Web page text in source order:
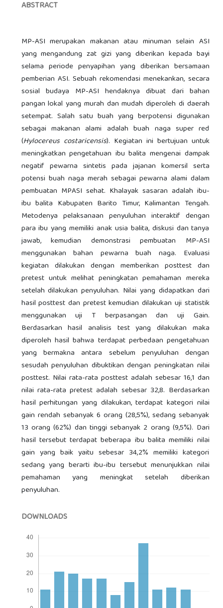
ABSTRACT
MP-ASI merupakan makanan atau minuman selain ASI
yang mengandung zat gizi yang diberikan kepada bayi
selama periode penyapihan yang diberikan bersamaan
pemberian ASI. Sebuah rekomendasi menekankan, secara
sosial budaya MP-ASI hendaknya dibuat dari bahan
pangan lokal yang murah dan mudah diperoleh di daerah
setempat. Salah satu buah yang berpotensi digunakan
sebagai makanan alami adalah buah naga super red
(Hylocereus costaricensis). Kegiatan ini bertujuan untuk
meningkatkan pengetahuan ibu balita mengenai dampak
negatif pewarna sintetis pada jajanan komersil serta
potensi buah naga merah sebagai pewarna alami dalam
pembuatan MPASI sehat. Khalayak sasaran adalah ibu-
ibu balita Kabupaten Barito Timur, Kalimantan Tengah.
Metodenya pelaksanaan penyuluhan interaktif dengan
para ibu yang memiliki anak usia balita, diskusi dan tanya
jawab, kemudian demonstrasi pembuatan MP-ASI
menggunakan bahan pewarna buah naga. Evaluasi
kegiatan dilakukan dengan memberikan posttest dan
pretest untuk melihat peningkatan pemahaman mereka
setelah dilakukan penyuluhan. Nilai yang didapatkan dari
hasil posttest dan pretest kemudian dilakukan uji statistik
menggunakan uji T berpasangan dan uji Gain.
Berdasarkan hasil analisis test yang dilakukan maka
diperoleh hasil bahwa terdapat perbedaan pengetahuan
yang bermakna antara sebelum penyuluhan dengan
sesudah penyuluhan dibuktikan dengan peningkatan nilai
posttest. Nilai rata-rata posttest adalah sebesar 16,1 dan
nilai rata-rata pretest adalah sebesar 32,8. Berdasarkan
hasil perhitungan yang dilakukan, terdapat kategori nilai
gain rendah sebanyak 6 orang (28,5%), sedang sebanyak
13 orang (62%) dan tinggi sebanyak 2 orang (9,5%). Dari
hasil tersebut terdapat beberapa ibu balita memiliki nilai
gain yang baik yaitu sebesar 34,2% memiliki kategori
sedang yang berarti ibu-ibu tersebut menunjukkan nilai
pemahaman yang meningkat setelah diberikan
penyuluhan.
DOWNLOADS